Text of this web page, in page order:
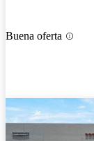
Buena oferta